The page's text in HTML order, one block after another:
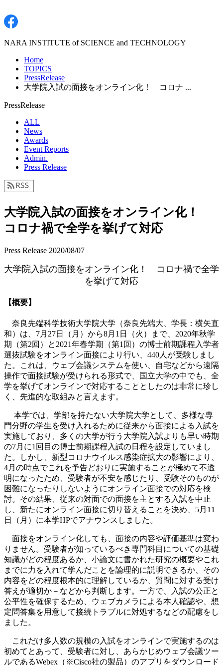
NARA INSTITUTE of SCIENCE and TECHNOLOGY
Home
TOPICS
PressRelease
大学院入試の面接をオンライン化！ コロナ ...
PressRelease
ALL
News
Awards
Event Reports
Admin.
Press Release
大学院入試の面接をオンライン化！
コロナ禍で全学を挙げて対応
Press Release 2020/08/07
大学院入試の面接をオンライン化！ コロナ禍で全学
を挙げて対応
【概要】
奈良先端科学技術大学院大学（奈良先端大、学長：横矢直
和）は、7月27日（月）から8月1日（火）まで、2020年秋学
期（第2回）と2021年春学期（第1回）の博士前期課程入学者
選抜試験をオンライン面接により行い、440人が受験しまし
た。これは、ウェブ会議システムを使い、自宅などから遠隔
操作で面接試験が受けられる形式で、国立大学の中でも、全
学を挙げてオンラインで対応することとしたのは非常に珍し
く、先進的な取組みと言えます。
本学では、学部を持たない大学院大学として、多様な専
門分野の学生を受け入れるために従来から面接による入試を
実施しており、多くの大学が行う大学院入試よりも早い時期
の7月に1回目の博士前期課程入試の日程を設定していまし
た。しかし、新型コロナウイルス感染症拡大の影響により、
4月の時点でこれを予告どおりに実施することが極めて不透
明になったため、受験者が不安を感じたり、受験そのものが
困難になったりしないようにオンライン面接での対応を検
討。その結果、従来の対面での面接を主とする入試を中止
し、新たにオンライン面接に切り替えることを決め、5月11
日（月）に本学HPでアナウンスしました。
面接をオンライン化しても、面接の内容や評価基準は変わ
りません。受験者が知っているべき専門科目についての基礎
知識がどの程度あるか、小論文に書かれた研究の概要やこれ
までに力を入れて学んだことを論理的に説明できるか、その
内容をどの程度根本的に理解しているか、質問に対する受け
答えが適切か－などから判断します。一方で、入試の公正と
公平性を確保するため、ウェブカメラによる本人確認や、想
定問答集を用意して接続トラブルに対処するなどの配慮をし
ました。
これだけ多人数の規模の入試をオンラインで実施するのは
初めてとあって、受験者に対し、あらかじめウェブ会議ツー
ルであるWebex（※Cisco社の製品）のアプリをダウンロード